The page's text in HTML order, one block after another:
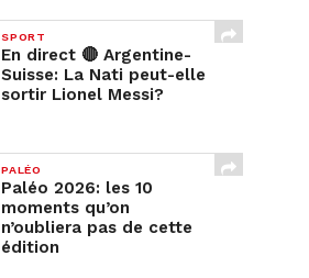
SPORT
En direct 🔴 Argentine-
Suisse: La Nati peut-elle
sortir Lionel Messi?
PALÉO
Paléo 2026: les 10
moments qu’on
n’oubliera pas de cette
édition